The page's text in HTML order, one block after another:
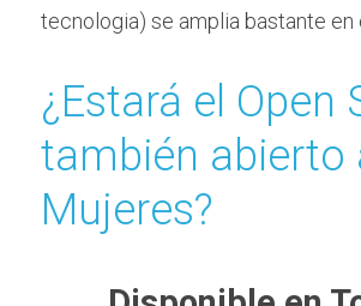
tecnologia) se amplia bastante en
¿Estará el Open
también abierto
Mujeres?